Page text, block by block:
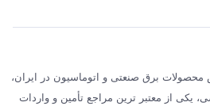
برق صنعتی و اتوماسیون در ایران،
تخصصی، یکی از معتبر ترین مراجع تأمین و واردات